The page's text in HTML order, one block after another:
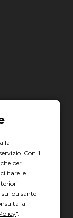
Con il
per
le
sul pulsante
la
".